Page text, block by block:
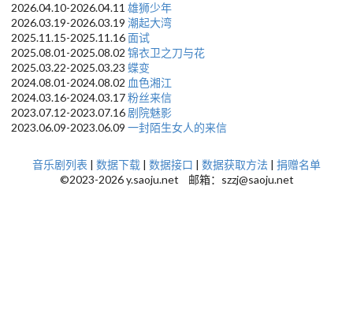
2026.04.10-2026.04.11 雄狮少年
2026.03.19-2026.03.19 潮起大湾
2025.11.15-2025.11.16面试
2025.08.01-2025.08.02 锦衣卫之刀与花
2025.03.22-2025.03.23 蝶变
2024.08.01-2024.08.02 血色湘江
2024.03.16-2024.03.17粉丝来信
2023.07.12-2023.07.16 剧院魅影
2023.06.09-2023.06.09 一封陌生女人的来信
音乐剧列表 | 数据下载 | 数据接口 | 数据获取方法 | 捐赠名单
©2023-2026 y.saoju.net 邮箱：szzj@saoju.net